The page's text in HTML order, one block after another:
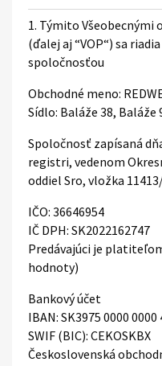
1. Týmito Všeobecnými
(ďalej aj “VOP“) sa
spoločnosťou
Obchodné meno:
Sídlo: Baláže 38, Baláže
Spoločnosť zapísaná
registri, vedenom
oddiel Sro, vložka
IČO: 36646954
IČ DPH: SK2022162747
Predávajúci je
hodnoty)
Bankový účet
IBAN: SK3975 0000 0000
SWIF (BIC): CEKOSKBX
Československá